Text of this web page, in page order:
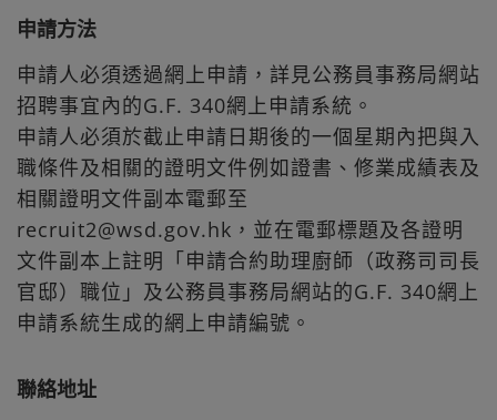
申請方法
申請人必須透過網上申請，詳見公務員事務局網站
招聘事宜內的G.F. 340網上申請系統。
申請人必須於截止申請日期後的一個星期內把與入
職條件及相關的證明文件例如證書、修業成績表及
相關證明文件副本電郵至
recruit2@wsd.gov.hk，並在電郵標題及各證明
文件副本上註明「申請合約助理廚師（政務司司長
官邸）職位」及公務員事務局網站的G.F. 340網上
申請系統生成的網上申請編號。
聯絡地址